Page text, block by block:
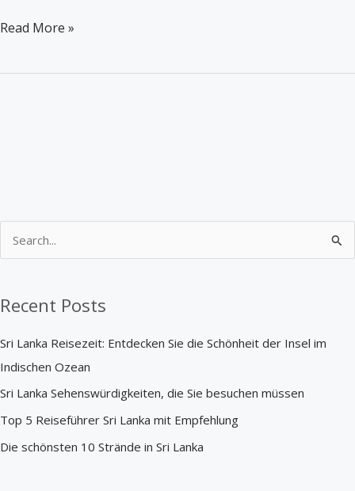
Read More »
r
c
h
:
Recent Posts
Sri Lanka Reisezeit: Entdecken Sie die Schönheit der Insel im
Indischen Ozean
Sri Lanka Sehenswürdigkeiten, die Sie besuchen müssen
Top 5 Reiseführer Sri Lanka mit Empfehlung
Die schönsten 10 Strände in Sri Lanka